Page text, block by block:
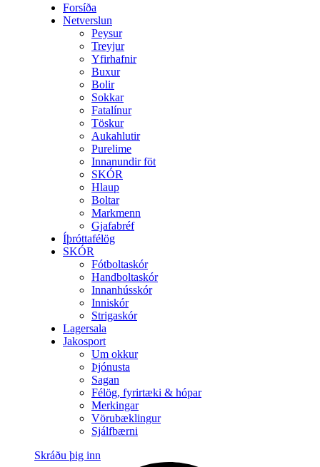
Forsíða
Netverslun
Peysur
Treyjur
Yfirhafnir
Buxur
Bolir
Sokkar
Fatalínur
Töskur
Aukahlutir
Purelime
Innanundir föt
SKÓR
Hlaup
Boltar
Markmenn
Gjafabréf
Íþróttafélög
SKÓR
Fótboltaskór
Handboltaskór
Innanhússkór
Inniskór
Strigaskór
Lagersala
Jakosport
Um okkur
Þjónusta
Sagan
Félög, fyrirtæki & hópar
Merkingar
Vörubæklingur
Sjálfbærni
Skráðu þig inn